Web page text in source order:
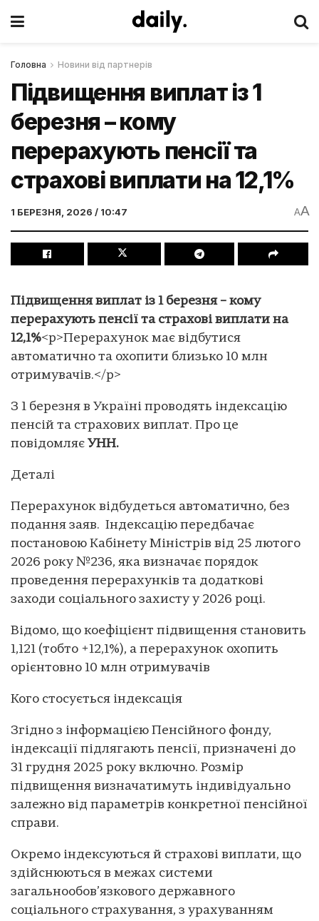
Головна Новини від партнерів
Підвищення виплат із 1
березня – кому
перерахують пенсії та
страхові виплати на 12,1%
1 БЕРЕЗНЯ, 2026 / 10:47 AA
Підвищення виплат із 1 березня – кому
перерахують пенсії та страхові виплати на
12,1%<p>Перерахунок має відбутися
автоматично та охопити близько 10 млн
отримувачів.</p>
З 1 березня в Україні проводять індексацію
пенсій та страхових виплат. Про це
повідомляє УНН.
Деталі
Перерахунок відбудеться автоматично, без
подання заяв. Індексацію передбачає
постановою Кабінету Міністрів від 25 лютого
2026 року №236, яка визначає порядок
проведення перерахунків та додаткові
заходи соціального захисту у 2026 році.
Відомо, що коефіцієнт підвищення становить
1,121 (тобто +12,1%), а перерахунок охопить
орієнтовно 10 млн отримувачів
Кого стосується індексація
Згідно з інформацією Пенсійного фонду,
індексації підлягають пенсії, призначені до
31 грудня 2025 року включно. Розмір
підвищення визначатимуть індивідуально
залежно від параметрів конкретної пенсійної
справи.
Окремо індексуються й страхові виплати, що
здійснюються в межах системи
загальнообов’язкового державного
соціального страхування, з урахуванням